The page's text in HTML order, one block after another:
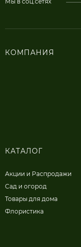
КОМПАНИЯ
КАТАЛОГ
Акции и Распродажи
Сад и огород
Товары для дома
Флористика